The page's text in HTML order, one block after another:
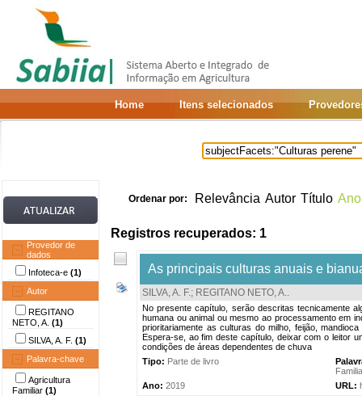
Home Itens selecionados
Provedor de
dados
Infoteca-e (1)
Autor
REGITANO
NETO, A. (1)
SILVA, A. F. (1)
Palavra-chave
Agricultura
Familiar (1)
Ordenar por: Relevância Autor Título Ano
Registros recuperados: 1
As principais culturas anuais e
SILVA, A. F.; REGITANO NETO, A..
No presente capítulo, serão descritas tecnicamente
humana ou animal ou mesmo ao processamento em
prioritariamente as culturas do milho, feijão,
Espera-se, ao fim deste capítulo, deixar com o leitor
condições de áreas dependentes de chuva
Tipo: Parte de livro
Ano: 2019 URL: